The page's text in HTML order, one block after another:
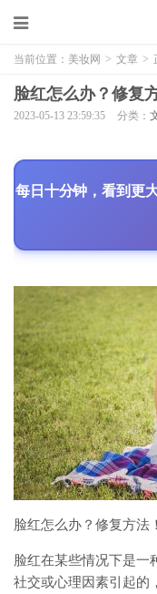
当前位置： 美妆网 > 文章 >
脸红怎么办？修复
2023-05-13 23:59:35 分类：
每日十分钟，看到更
脸红怎么办？修复方法！
脸红在某些情况下是一
社交或心理因素引起的